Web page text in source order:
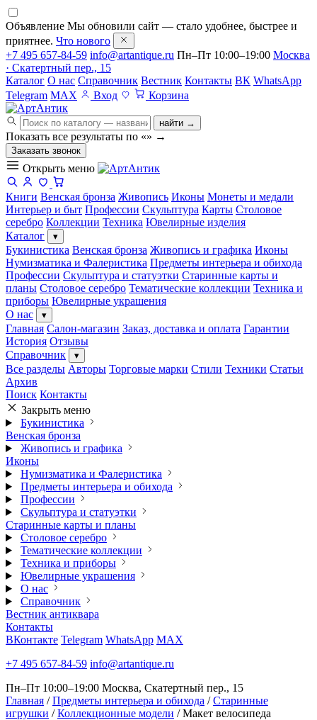
Объявление Мы обновили сайт — стало удобнее, быстрее и
приятнее. Что нового
+7 495 657-84-59 info@artantique.ru Пн–Пт 10:00–19:00 Москва
· Скатертный пер., 15
Каталог О нас Справочник Вестник Контакты ВК WhatsApp
Telegram MAX Вход Корзина
найти →
Показать все результаты по «» →
Заказать звонок
Открыть меню
Книги Венская бронза Живопись Иконы Монеты и медали
Интерьер и быт Профессии Скульптура Карты Столовое
серебро Коллекции Техника Ювелирные изделия
Каталог
▾
Букинистика Венская бронза Живопись и графика Иконы
Нумизматика и Фалеристика Предметы интерьера и обихода
Профессии Скульптура и статуэтки Старинные карты и
планы Столовое серебро Тематические коллекции Техника и
приборы Ювелирные украшения
О нас
▾
Главная Салон-магазин Заказ, доставка и оплата Гарантии
История Отзывы
Справочник
▾
Все разделы Авторы Торговые марки Стили Техники Статьи
Архив
Поиск Контакты
Закрыть меню
Букинистика
Венская бронза
Живопись и графика
Иконы
Нумизматика и Фалеристика
Предметы интерьера и обихода
Профессии
Скульптура и статуэтки
Старинные карты и планы
Столовое серебро
Тематические коллекции
Техника и приборы
Ювелирные украшения
О нас
Справочник
Вестник антиквара
Контакты
ВКонтакте Telegram WhatsApp MAX
+7 495 657-84-59 info@artantique.ru
Пн–Пт 10:00–19:00 Москва, Скатертный пер., 15
Главная / Предметы интерьера и обихода / Старинные
игрушки / Коллекционные модели / Макет велосипеда